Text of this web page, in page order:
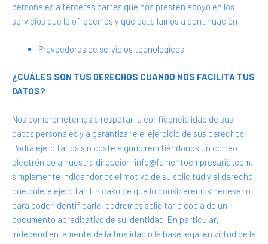
personales a terceras partes que nos presten apoyo en los
servicios que le ofrecemos y que detallamos a continuación:
Proveedores de servicios tecnológicos
¿CUÁLES SON TUS DERECHOS CUANDO NOS FACILITA TUS
DATOS?
Nos comprometemos a respetar la confidencialidad de sus
datos personales y a garantizarle el ejercicio de sus derechos.
Podrá ejercitarlos sin coste alguno remitiéndonos un correo
electrónico a nuestra dirección info@fomentoempresarial.com,
simplemente indicándonos el motivo de su solicitud y el derecho
que quiere ejercitar. En caso de que lo consideremos necesario
para poder identificarle, podremos solicitarle copia de un
documento acreditativo de su identidad. En particular,
independientemente de la finalidad o la base legal en virtud de la